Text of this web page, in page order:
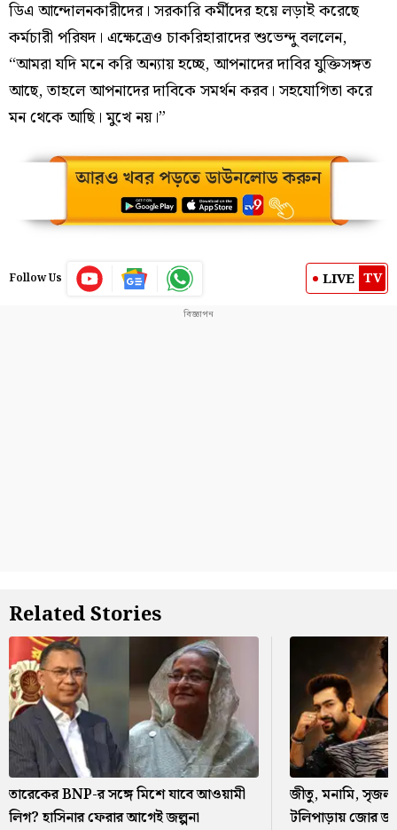
ডিএ আন্দোলনকারীদের। সরকারি কর্মীদের হয়ে লড়াই করেছে
কর্মচারী পরিষদ। এক্ষেত্রেও চাকরিহারাদের শুভেন্দু বললেন,
“আমরা যদি মনে করি অন্যায় হচ্ছে, আপনাদের দাবির যুক্তিসঙ্গত
আছে, তাহলে আপনাদের দাবিকে সমর্থন করব। সহযোগিতা করে
মন থেকে আছি। মুখে নয়।”
Follow Us LIVE TV
Related Stories
তারেকের BNP-র সঙ্গে মিশে যাবে আওয়ামী
লিগ? হাসিনার ফেরার আগেই জল্পনা
জীতু, মনামি,
টলিপাড়ায় জোর